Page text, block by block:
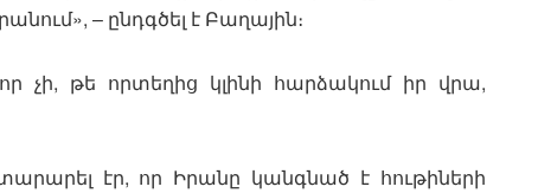
– ընդգծել է Բաղային։
չի, թե որտեղից կլինի հարձակում իր վրա,
էր, որ Իրանը կանգնած է հութիների